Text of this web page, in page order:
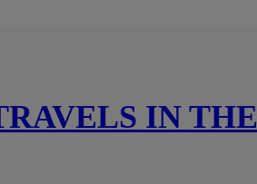
IN THE